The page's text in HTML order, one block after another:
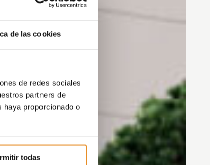
de las cookies
de redes sociales
partners de
proporcionado o
todas